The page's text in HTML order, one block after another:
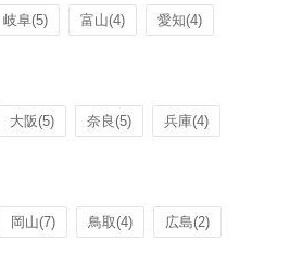
岐阜(5) 富山(4) 愛知(4)
大阪(5) 奈良(5) 兵庫(4)
岡山(7) 鳥取(4) 広島(2)